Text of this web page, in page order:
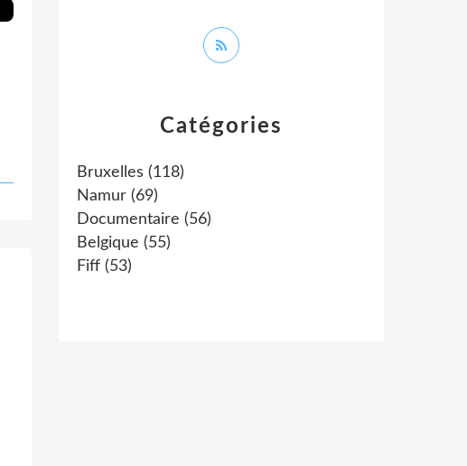
Catégories
Bruxelles (118)
Namur (69)
Documentaire (56)
Belgique (55)
Fiff (53)